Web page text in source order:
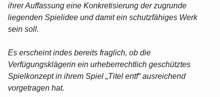
ihrer Auffassung eine Konkretisierung der zugrunde
liegenden Spielidee und damit ein schutzfähiges Werk
sein soll.
Es erscheint indes bereits fraglich, ob die
Verfügungsklägerin ein urheberrechtlich geschütztes
Spielkonzept in ihrem Spiel „Titel entf“ ausreichend
vorgetragen hat.